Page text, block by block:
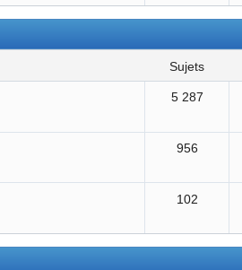
sujets
5 287
956
102